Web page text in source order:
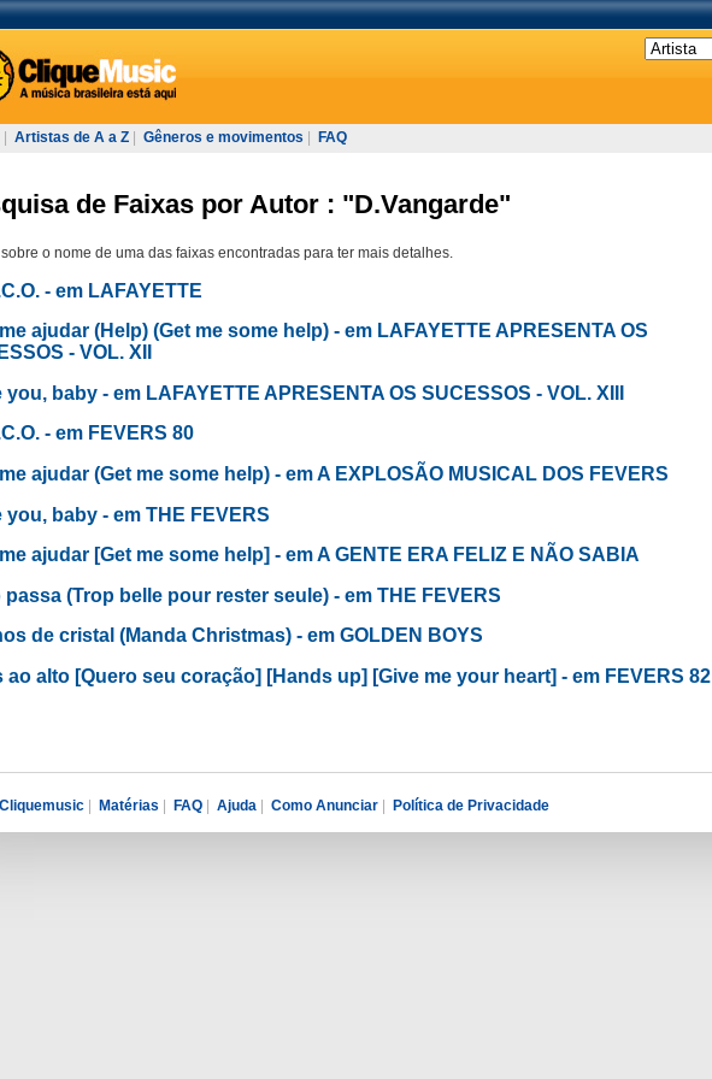
Artistas de A a Z Gêneros e movimentos FAQ
de Faixas por Autor : "D.Vangarde"
o nome de uma das faixas encontradas para ter mais detalhes.
- em LAFAYETTE
ajudar (Help) (Get me some help) - em LAFAYETTE APRESENTA OS
- VOL. XII
you, baby - em LAFAYETTE APRESENTA OS SUCESSOS - VOL. XIII
- em FEVERS 80
ajudar (Get me some help) - em A EXPLOSÃO MUSICAL DOS FEVERS
you, baby - em THE FEVERS
ajudar [Get me some help] - em A GENTE ERA FELIZ E NÃO SABIA
passa (Trop belle pour rester seule) - em THE FEVERS
de cristal (Manda Christmas) - em GOLDEN BOYS
ao alto [Quero seu coração] [Hands up] [Give me your heart] - em FEVERS 82
Matérias FAQ Ajuda Como Anunciar Política de Privacidade